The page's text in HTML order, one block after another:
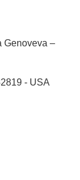
Genoveva –
- USA